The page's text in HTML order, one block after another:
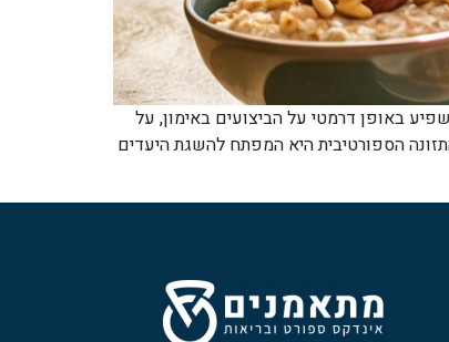
באופן דרמטי על הביצועים באימון, על
הספורטיבית היא המפתח להשגת היעדים